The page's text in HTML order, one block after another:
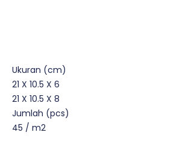
Ukuran (cm)
21 X 10.5 X 6
21 X 10.5 X 8
Jumlah (pcs)
45 / m2